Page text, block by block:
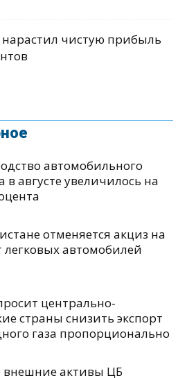
чистую прибыль
автомобильного
в августе увеличилось на
отменяется акциз на
автомобилей
центрально-
страны снизить экспорт
газа пропорционально
внешние активы ЦБ